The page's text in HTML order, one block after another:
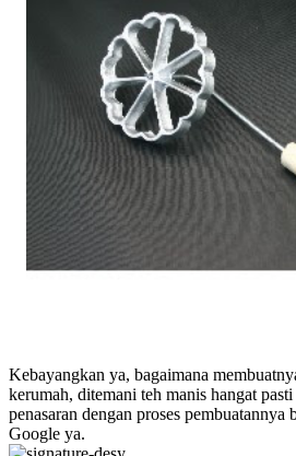
Kebayangkan ya, bagaimana
kerumah, ditemani teh manis hangat
penasaran dengan proses pembuatannya
Google ya.